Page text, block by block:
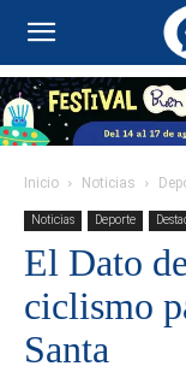
Inicio Noticias
Noticias Deporte
El Dato
ciclismo
Santa